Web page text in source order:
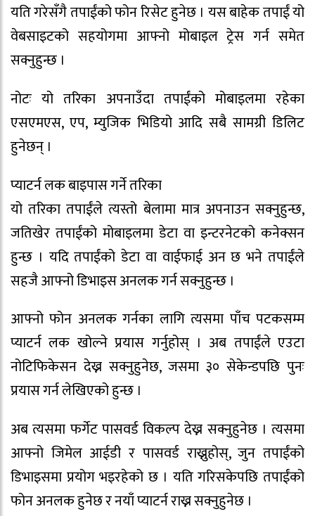
यति गरेसँगै तपाईंको फोन रिसेट हुनेछ । यस बाहेक तपाईं यो
वेबसाइटको सहयोगमा आफ्नो मोबाइल ट्रेस गर्न समेत
सक्नुहुन्छ ।
नोटः यो तरिका अपनाउँदा तपाईंको मोबाइलमा रहेका
एसएमएस, एप, म्युजिक भिडियो आदि सबै सामग्री डिलिट
हुनेछन् ।
प्याटर्न लक बाइपास गर्ने तरिका
यो तरिका तपाईंले त्यस्तो बेलामा मात्र अपनाउन सक्नुहुन्छ,
जतिखेर तपाईंको मोबाइलमा डेटा वा इन्टरनेटको कनेक्सन
हुन्छ । यदि तपाईंको डेटा वा वाईफाई अन छ भने तपाईंले
सहजै आफ्नो डिभाइस अनलक गर्न सक्नुहुन्छ ।
आफ्नो फोन अनलक गर्नका लागि त्यसमा पाँच पटकसम्म
प्याटर्न लक खोल्ने प्रयास गर्नुहोस् । अब तपाईंले एउटा
नोटिफिकेसन देख्न सक्नुहुनेछ, जसमा ३० सेकेन्डपछि पुनः
प्रयास गर्न लेखिएको हुन्छ ।
अब त्यसमा फर्गेट पासवर्ड विकल्प देख्न सक्नुहुनेछ । त्यसमा
आफ्नो जिमेल आईडी र पासवर्ड राख्नुहोस्, जुन तपाईंको
डिभाइसमा प्रयोग भइरहेको छ । यति गरिसकेपछि तपाईंको
फोन अनलक हुनेछ र नयाँ प्याटर्न राख्न सक्नुहुनेछ ।